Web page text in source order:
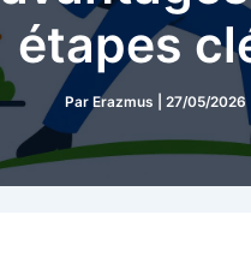
étapes
Par Erazmus 27/05/2026